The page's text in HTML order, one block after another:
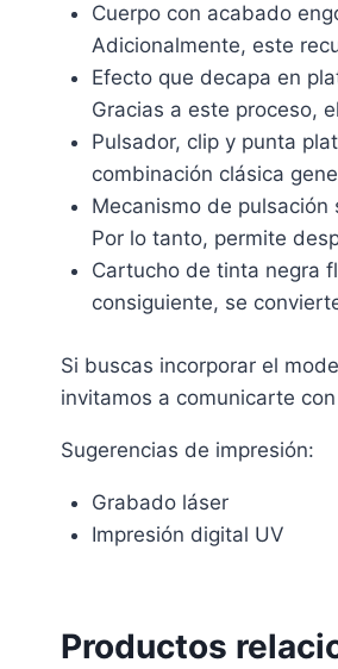
Cuerpo con acabado
Adicionalmente, este
Efecto que decapa en
Gracias a este proceso,
Pulsador, clip y punta
combinación clásica
Mecanismo de
Por lo tanto, permite
Cartucho de tinta negra
consiguiente, se
Si buscas incorporar el
invitamos a comunicarte
Sugerencias de impresión:
Grabado láser
Impresión digital UV
Productos